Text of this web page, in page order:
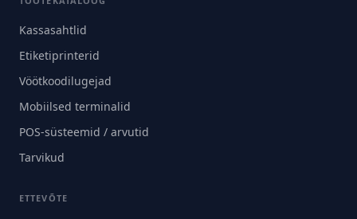
Kassasahtlid
Etiketiprinterid
Vöötkoodilugejad
Mobiilsed terminalid
POS-süsteemid / arvutid
Tarvikud
ETTEVÕTE